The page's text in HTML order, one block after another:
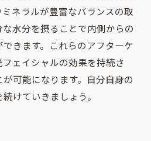
ネラルが豊富なバランスの取
水分を摂ることで内側からの
きます。これらのアフターケ
ェイシャルの効果を持続さ
可能になります。自分自身の
けていきましょう。